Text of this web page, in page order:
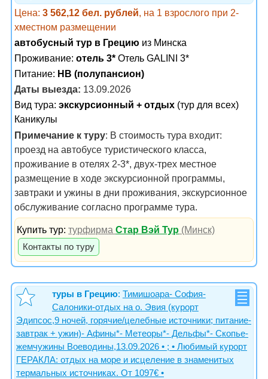
Цена: 3 562,12 бел. рублей, на 1 взрослого при 2-
хместном размещении
автобусный тур в Грецию из Минска
Проживание: отель 3* Отель GALINI 3*
Питание: HB (полупансион)
Даты выезда: 13.09.2026
Вид тура: экскурсионный + отдых (тур для всех)
Каникулы
Примечание к туру: В стоимость тура входит:
проезд на автобусе туристического класса,
проживание в отелях 2-3*, двух-трех местное
размещение в ходе экскурсионной программы,
завтраки и ужины в дни проживания, экскурсионное
обслуживание согласно программе тура.
Купить тур:турфирмаСтар Вэй Тур (Минск)
Контакты по туру
туры в Грецию: Тимишоара- София-
Салоники-отдых на о. Эвия (курорт
Эдипсос,9 ночей, горячие/целебные источники; питание-
завтрак + ужин)- Афины*- Метеоры*- Дельфы*- Скопье-
жемчужины Воеводины,13.09.2026 • ; • Любимый курорт
ГЕРАКЛА: отдых на море и исцеление в знаменитых
термальных источниках. От 1097€ •